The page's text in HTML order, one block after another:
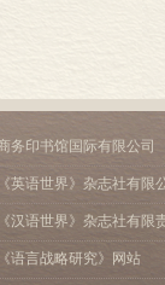
随着世界各国中央银行
算银行不断地指出这一
冲突不再扩大而能得以
国在1989年柏林墙倒塌
国革命直到阿拉伯之春
在全球化的年代里，我
务印书馆国际有限公司
《英语世界》杂志社有限
《汉语世界》杂志社有限
《语言战略研究》网站